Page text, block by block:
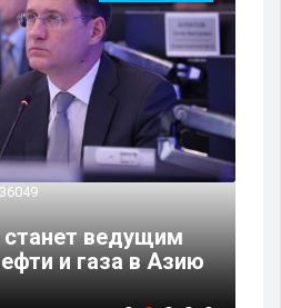
36049
ведущим
и газа в Азию